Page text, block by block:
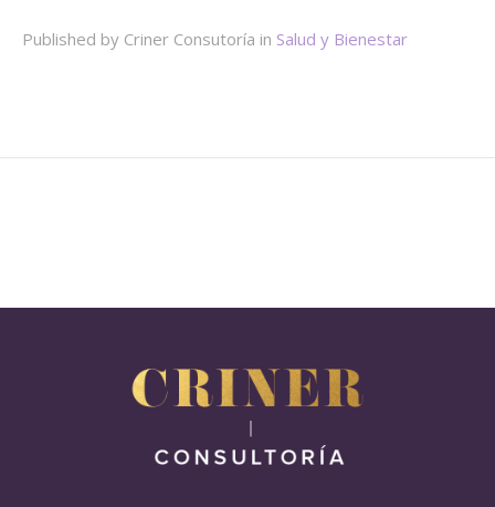
Published by Criner Consutoría in Salud y Bienestar